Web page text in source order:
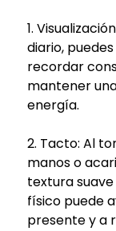
1.
diario,
recordar
mantener
energía.
2. Tacto: Al
manos o
textura
físico puede
presente y a